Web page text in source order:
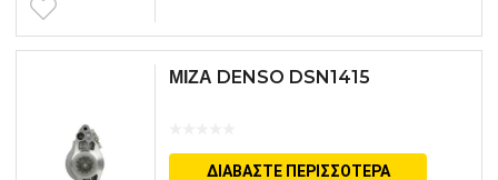
ΜΙΖΑ DENSO DSN1415
ΔΙΑΒΆΣΤΕ ΠΕΡΙΣΣΌΤΕΡΑ